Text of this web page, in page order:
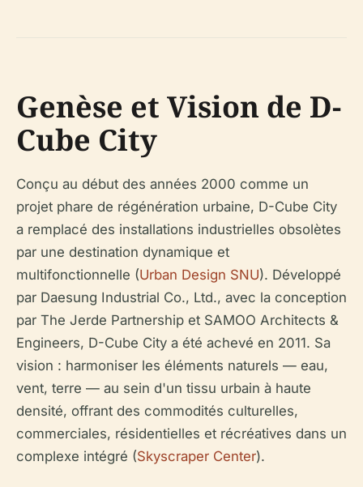
Genèse et Vision de D-
Cube City
Conçu au début des années 2000 comme un
projet phare de régénération urbaine, D-Cube City
a remplacé des installations industrielles obsolètes
par une destination dynamique et
multifonctionnelle (Urban Design SNU). Développé
par Daesung Industrial Co., Ltd., avec la conception
par The Jerde Partnership et SAMOO Architects &
Engineers, D-Cube City a été achevé en 2011. Sa
vision : harmoniser les éléments naturels — eau,
vent, terre — au sein d'un tissu urbain à haute
densité, offrant des commodités culturelles,
commerciales, résidentielles et récréatives dans un
complexe intégré (Skyscraper Center).